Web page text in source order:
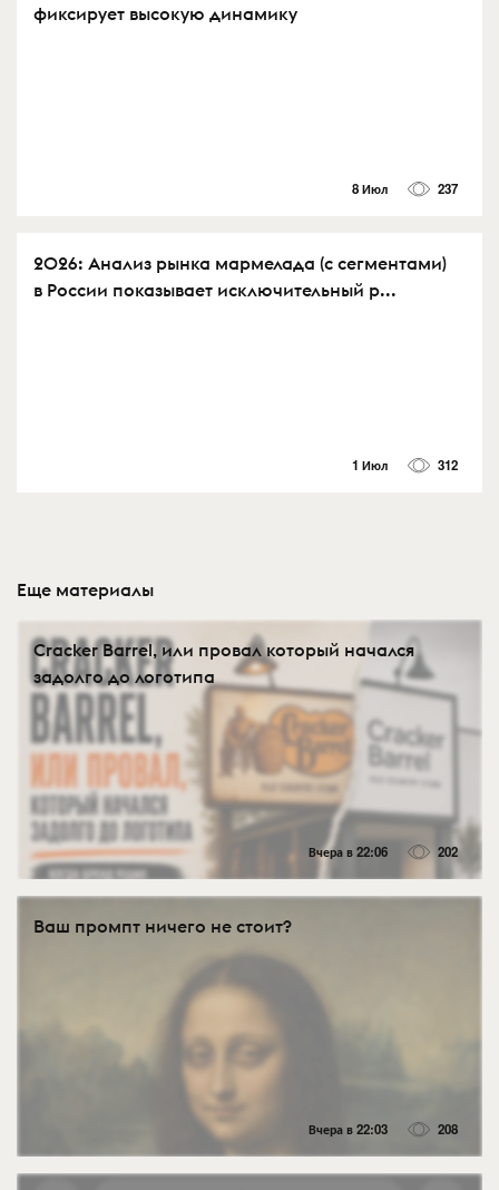
фиксирует высокую динамику
8 Июл 237
2026: Анализ рынка мармелада (с сегментами)
в России показывает исключительный р...
1 Июл 312
Еще материалы
Cracker Barrel, или провал который начался
задолго до логотипа
Вчера в 22:06 202
Ваш промпт ничего не стоит?
Вчера в 22:03 208